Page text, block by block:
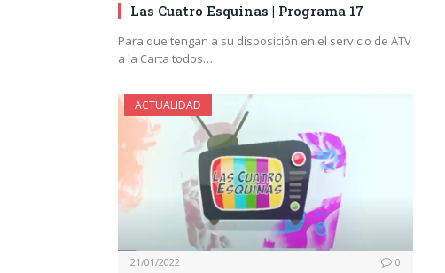
Las Cuatro Esquinas | Programa 17
Para que tengan a su disposición en el servicio de ATV
a la Carta todos…
ACTUALIDAD
21/01/2022 0